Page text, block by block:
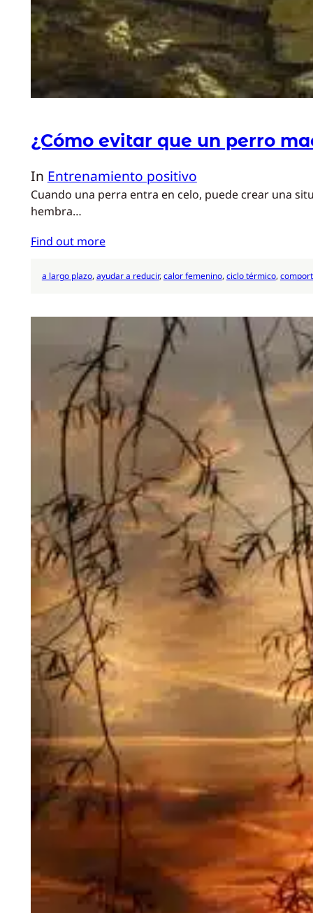
¿Cómo evitar que un perro
In Entrenamiento positivo
Cuando una perra entra en celo, puede crear una
hembra…
Find out more
a largo plazo, ayudar a reducir, calor femenino, ciclo térmico,